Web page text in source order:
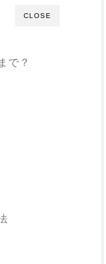
CLOSE
で？